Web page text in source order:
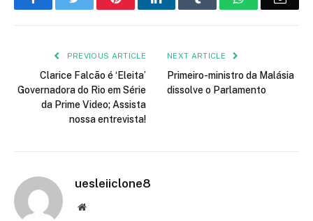
PREVIOUS ARTICLE
Clarice Falcão é ‘Eleita’
Governadora do Rio em Série
da Prime Video; Assista
nossa entrevista!
NEXT ARTICLE
Primeiro-ministro da Malásia
dissolve o Parlamento
uesleiiclone8
Website